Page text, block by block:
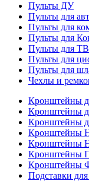
Пульты ДУ
Пульты для
Пульты для
Пульты для
Пульты для
Пульты для
Пульты для
Чехлы и
Кронштейны
Кронштейны
Кронштейны
Кронштейны
Кронштейны
Кронштейны
Кронштейны
Подставки